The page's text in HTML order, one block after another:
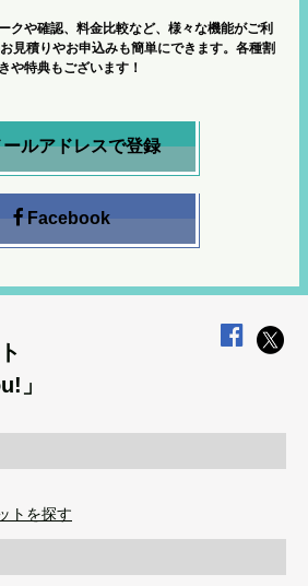
クや確認、料金比較など、様々な機能がご利
見積りやお申込みも簡単にできます。各種割
や特典もございます！
ルアドレスで登録
Facebook
」
トを探す